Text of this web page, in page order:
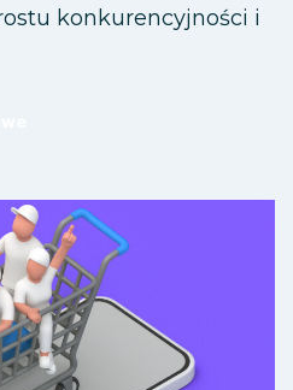
konkurencyjności i